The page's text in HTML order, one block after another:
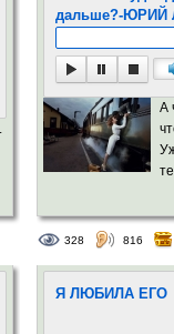
дальше?-ЮРИЙ
А
328 816
Я ЛЮБИЛА ЕГО